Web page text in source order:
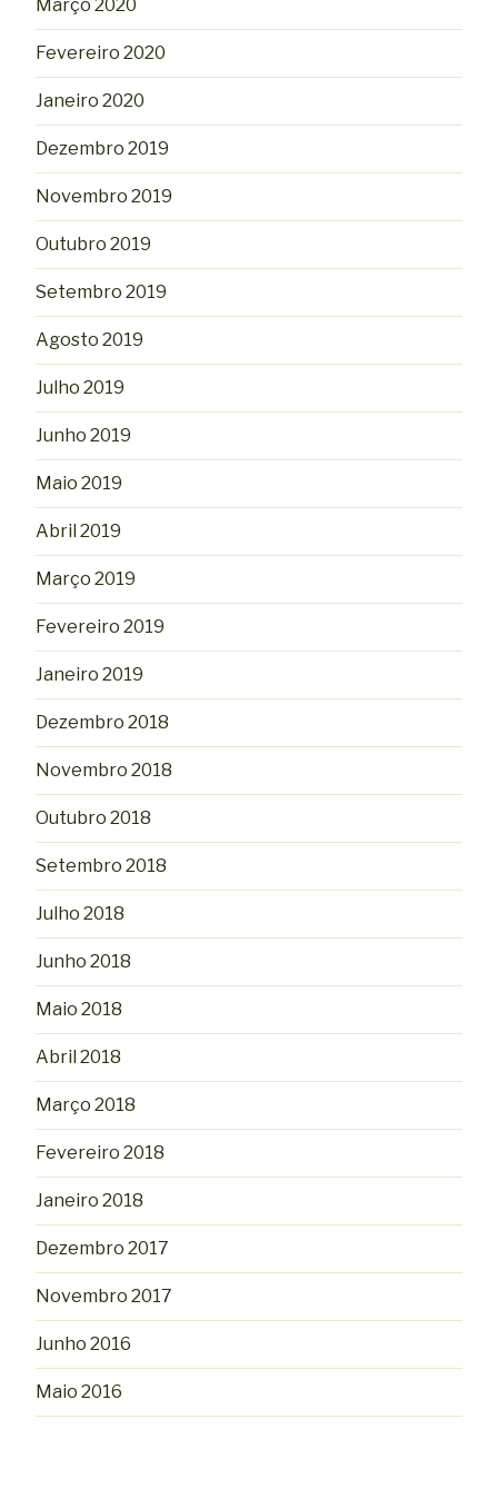
Março 2020
Fevereiro 2020
Janeiro 2020
Dezembro 2019
Novembro 2019
Outubro 2019
Setembro 2019
Agosto 2019
Julho 2019
Junho 2019
Maio 2019
Abril 2019
Março 2019
Fevereiro 2019
Janeiro 2019
Dezembro 2018
Novembro 2018
Outubro 2018
Setembro 2018
Julho 2018
Junho 2018
Maio 2018
Abril 2018
Março 2018
Fevereiro 2018
Janeiro 2018
Dezembro 2017
Novembro 2017
Junho 2016
Maio 2016